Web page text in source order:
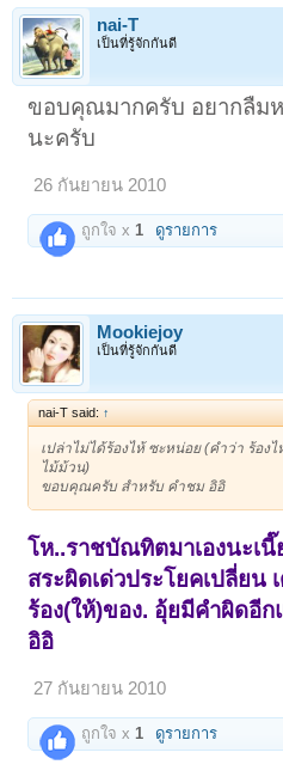
nai-T
เป็นที่รู้จักกันดี
ขอบคุณมากครับ อยากลืมห
นะครับ
26 กันยายน 2010
ถูกใจ x 1 ดูรายการ
Mookiejoy
เป็นที่รู้จักกันดี
nai-T said: ↑
เปล่าไม่ได้ร้องไห้ ซะหน่อย (คำว่า ร้อง
ไม้ม้วน)
ขอบคุณครับ สำหรับ คำชม อิอิ
โห..ราชบัณทิตมาเองนะเนี๊
สระผิดเด่วประโยคเปลี่ยน
ร้อง(ให้)ของ. อุ้ยมีคำผิดอีก
อิอิ
27 กันยายน 2010
ถูกใจ x 1 ดูรายการ